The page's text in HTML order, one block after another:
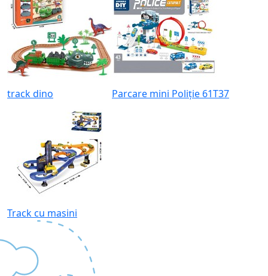
track dino Parcare mini Poliție 61T37
Track cu masini